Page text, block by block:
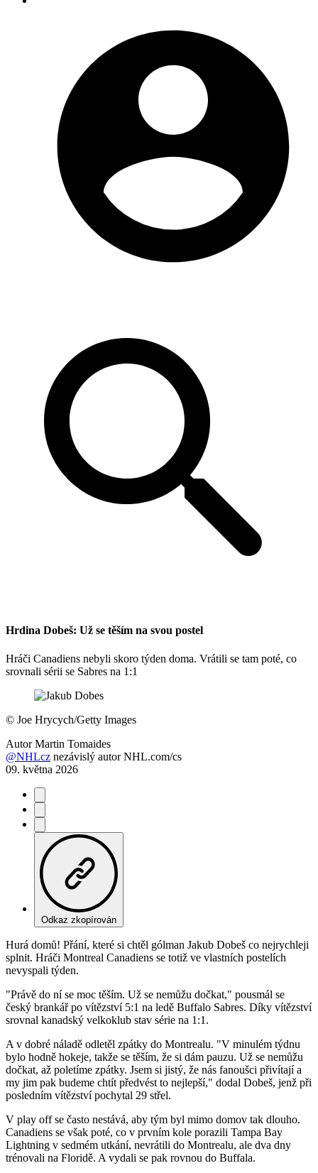
Hrdina Dobeš: Už se těším na svou postel
Hráči Canadiens nebyli skoro týden doma. Vrátili se tam poté, co
srovnali sérii se Sabres na 1:1
© Joe Hrycych/Getty Images
Autor Martin Tomaides
@NHLcz nezávislý autor NHL.com/cs
09. května 2026
Odkaz zkopírován
Hurá domů! Přání, které si chtěl gólman Jakub Dobeš co nejrychleji
splnit. Hráči Montreal Canadiens se totiž ve vlastních postelích
nevyspali týden.
"Právě do ní se moc těším. Už se nemůžu dočkat," pousmál se
český brankář po vítězství 5:1 na ledě Buffalo Sabres. Díky vítězství
srovnal kanadský velkoklub stav série na 1:1.
A v dobré náladě odletěl zpátky do Montrealu. "V minulém týdnu
bylo hodně hokeje, takže se těším, že si dám pauzu. Už se nemůžu
dočkat, až poletíme zpátky. Jsem si jistý, že nás fanoušci přivítají a
my jim pak budeme chtít předvést to nejlepší," dodal Dobeš, jenž při
posledním vítězství pochytal 29 střel.
V play off se často nestává, aby tým byl mimo domov tak dlouho.
Canadiens se však poté, co v prvním kole porazili Tampa Bay
Lightning v sedmém utkání, nevrátili do Montrealu, ale dva dny
trénovali na Floridě. A vydali se pak rovnou do Buffala.